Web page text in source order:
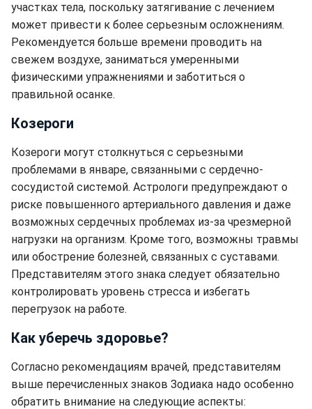
участках тела, поскольку затягивание с лечением
может привести к более серьезным осложнениям.
Рекомендуется больше времени проводить на
свежем воздухе, заниматься умеренными
физическими упражнениями и заботиться о
правильной осанке.
Козероги
Козероги могут столкнуться с серьезными
проблемами в январе, связанными с сердечно-
сосудистой системой. Астрологи предупреждают о
риске повышенного артериального давления и даже
возможных сердечных проблемах из-за чрезмерной
нагрузки на организм. Кроме того, возможны травмы
или обострение болезней, связанных с суставами.
Представителям этого знака следует обязательно
контролировать уровень стресса и избегать
перегрузок на работе.
Как уберечь здоровье?
Согласно рекомендациям врачей, представителям
выше перечисленных знаков Зодиака надо особенно
обратить внимание на следующие аспекты: